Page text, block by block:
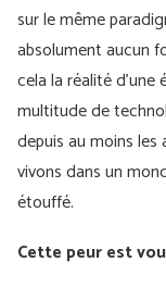
sur le même
absolument aucun
cela la réalité d'une
multitude de
depuis au moins
vivons dans un
étouffé.
Cette peur est